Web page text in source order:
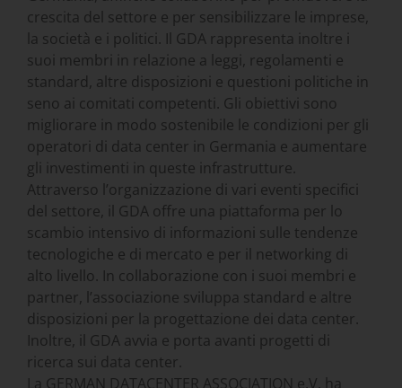
crescita del settore e per sensibilizzare le imprese,
la società e i politici. Il GDA rappresenta inoltre i
suoi membri in relazione a leggi, regolamenti e
standard, altre disposizioni e questioni politiche in
seno ai comitati competenti. Gli obiettivi sono
migliorare in modo sostenibile le condizioni per gli
operatori di data center in Germania e aumentare
gli investimenti in queste infrastrutture.
Attraverso l’organizzazione di vari eventi specifici
del settore, il GDA offre una piattaforma per lo
scambio intensivo di informazioni sulle tendenze
tecnologiche e di mercato e per il networking di
alto livello. In collaborazione con i suoi membri e
partner, l’associazione sviluppa standard e altre
disposizioni per la progettazione dei data center.
Inoltre, il GDA avvia e porta avanti progetti di
ricerca sui data center.
La GERMAN DATACENTER ASSOCIATION e.V. ha